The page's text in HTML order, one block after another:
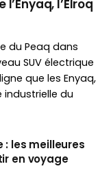
l’Elroq
du Peaq dans
SUV électrique
que les Enyaq,
industrielle du
: les meilleures
en voyage